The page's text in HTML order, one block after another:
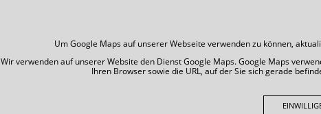
Um Google Maps auf unserer Webseite verwenden zu können,
Wir verwenden auf unserer Website den Dienst Google Maps. Google Maps
Ihren Browser sowie die URL, auf der Sie sich gerade